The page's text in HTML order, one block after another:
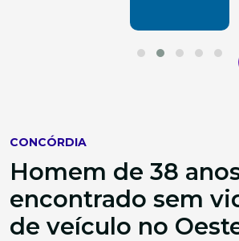
CONCÓRDIA
Homem de 38
encontrado sem
de veículo no